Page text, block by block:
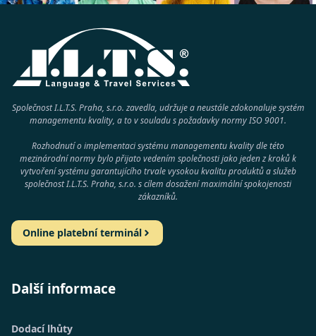
Společnost I.L.T.S. Praha, s.r.o. zavedla, udržuje a neustále zdokonaluje systém
managementu kvality, a to v souladu s požadavky normyISO 9001.
Rozhodnutí o implementaci systému managementu kvality dle této
mezinárodní normy bylo přijato vedením společnosti jako jeden z kroků k
vytvoření systému garantujícího trvale vysokou kvalitu produktů a služeb
společnostI.L.T.S. Praha, s.r.o. s cílem dosažení maximální spokojenosti
zákazníků.
Online platební terminál
Další informace
Dodací lhůty